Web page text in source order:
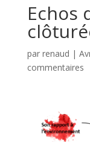
Echos
par renaud |
commentaires